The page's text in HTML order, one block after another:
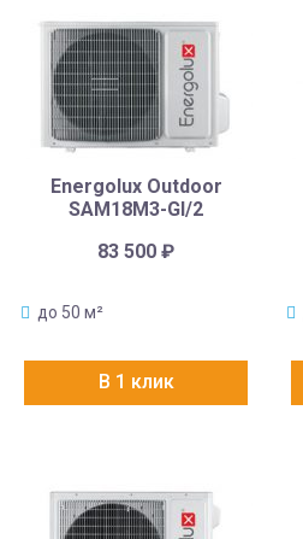
Energolux Outdoor
SAM18M3-GI/2
83 500₽
до 50 м²
В 1 клик